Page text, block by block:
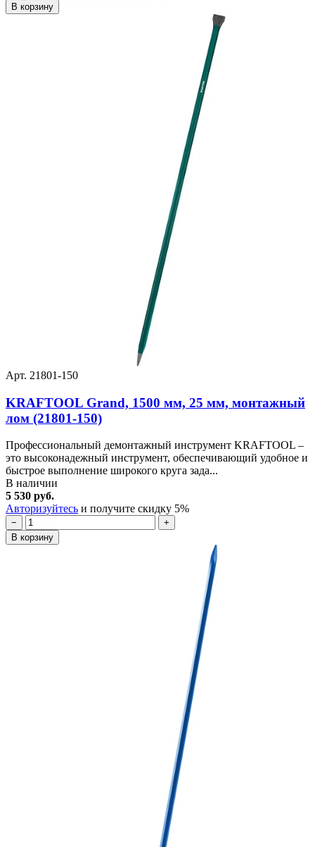
В корзину
Арт. 21801-150
KRAFTOOL Grand, 1500 мм, 25 мм, монтажный
лом (21801-150)
Профессиональный демонтажный инструмент KRAFTOOL –
это высоконадежный инструмент, обеспечивающий удобное и
быстрое выполнение широкого круга зада...
В наличии
5 530 руб.
Авторизуйтесь и получите скидку 5%
−
+
В корзину